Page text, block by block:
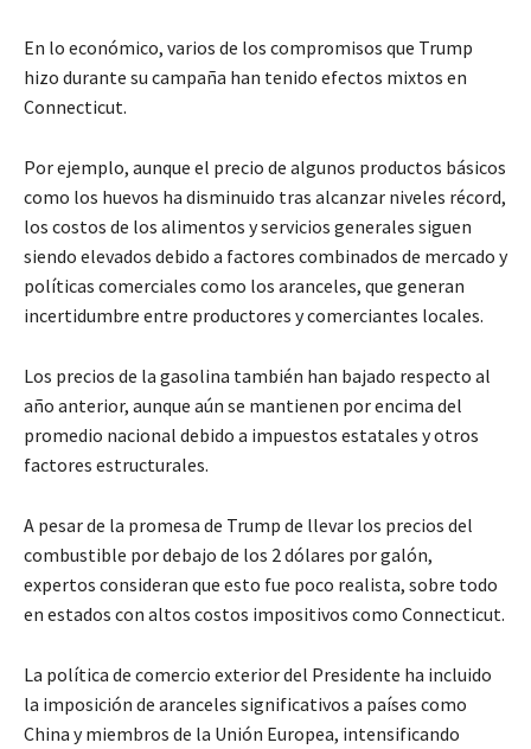
En lo económico, varios de los compromisos que Trump
hizo durante su campaña han tenido efectos mixtos en
Connecticut.
Por ejemplo, aunque el precio de algunos productos básicos
como los huevos ha disminuido tras alcanzar niveles récord,
los costos de los alimentos y servicios generales siguen
siendo elevados debido a factores combinados de mercado y
políticas comerciales como los aranceles, que generan
incertidumbre entre productores y comerciantes locales.
Los precios de la gasolina también han bajado respecto al
año anterior, aunque aún se mantienen por encima del
promedio nacional debido a impuestos estatales y otros
factores estructurales.
A pesar de la promesa de Trump de llevar los precios del
combustible por debajo de los 2 dólares por galón,
expertos consideran que esto fue poco realista, sobre todo
en estados con altos costos impositivos como Connecticut.
La política de comercio exterior del Presidente ha incluido
la imposición de aranceles significativos a países como
China y miembros de la Unión Europea, intensificando